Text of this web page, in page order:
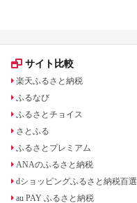
サイト比較
楽天ふるさと納税
ふるなび
ふるさとチョイス
さとふる
ふるさとプレミアム
ANAのふるさと納税
dショッピングふるさと納税百選
au PAY ふるさと納税